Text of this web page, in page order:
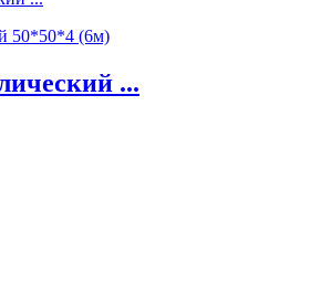
50*50*4 (6м)
...